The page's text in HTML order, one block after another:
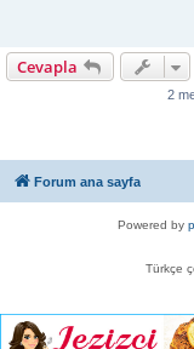
Cevapla
2
Forum ana sayfa
Powered by
Türkçe